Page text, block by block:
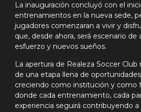
La inauguración concluyó con el
entrenamientos en la nueva sede,
jugadores comenzaran a vivir y
que, desde ahora, será escenario de
esfuerzo y nuevos sueños.
La apertura de Realeza Soccer
de una etapa llena de
creciendo como institución y como
donde cada entrenamiento, cada
experiencia seguirá contribuyendo